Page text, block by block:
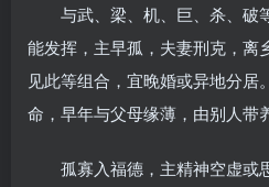
与武、梁、机、巨、杀、破
能发挥，主早孤，夫妻刑克，离
见此等组合，宜晚婚或异地分居
命，早年与父母缘薄，由别人带
孤寡入福德，主精神空虚或